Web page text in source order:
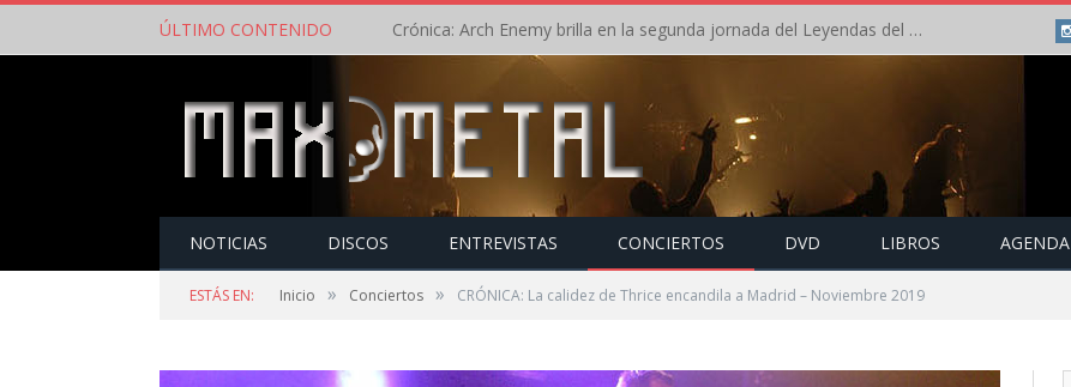
ÚLTIMO CONTENIDO Crónica: Arch Enemy brilla en la segunda jornada del Leyendas del Rock – Jueves – Agosto 2026
NOTICIAS DISCOS ENTREVISTAS CONCIERTOS DVD LIBROS AGENDA
ESTÁS EN: Inicio » Conciertos » CRÓNICA: La calidez de Thrice encandila a Madrid – Noviembre 2019